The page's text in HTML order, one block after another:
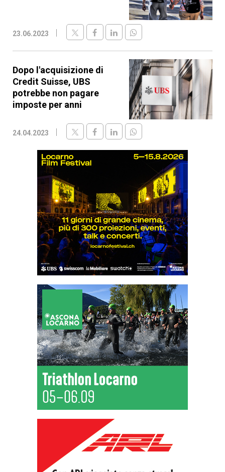
23.06.2023
Dopo l'acquisizione di
Credit Suisse, UBS
potrebbe non pagare
imposte per anni
24.04.2023